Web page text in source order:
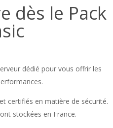
dès le Pack
dédié pour vous offrir les
certifiés en matière de sécurité.
stockées en France.